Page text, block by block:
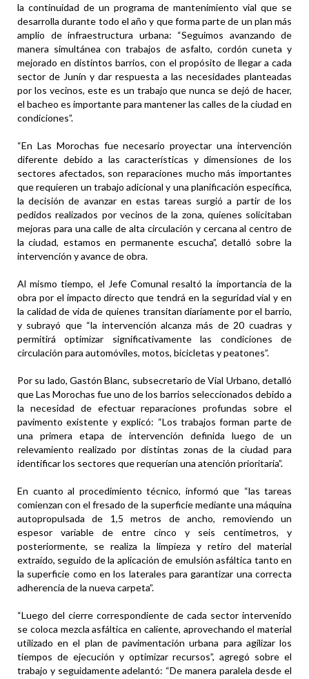
la continuidad de un programa de mantenimiento vial que se
desarrolla durante todo el año y que forma parte de un plan más
amplio de infraestructura urbana: “Seguimos avanzando de
manera simultánea con trabajos de asfalto, cordón cuneta y
mejorado en distintos barrios, con el propósito de llegar a cada
sector de Junín y dar respuesta a las necesidades planteadas
por los vecinos, este es un trabajo que nunca se dejó de hacer,
el bacheo es importante para mantener las calles de la ciudad en
condiciones”.
“En Las Morochas fue necesario proyectar una intervención
diferente debido a las características y dimensiones de los
sectores afectados, son reparaciones mucho más importantes
que requieren un trabajo adicional y una planificación específica,
la decisión de avanzar en estas tareas surgió a partir de los
pedidos realizados por vecinos de la zona, quienes solicitaban
mejoras para una calle de alta circulación y cercana al centro de
la ciudad, estamos en permanente escucha”, detalló sobre la
intervención y avance de obra.
Al mismo tiempo, el Jefe Comunal resaltó la importancia de la
obra por el impacto directo que tendrá en la seguridad vial y en
la calidad de vida de quienes transitan diariamente por el barrio,
y subrayó que “la intervención alcanza más de 20 cuadras y
permitirá optimizar significativamente las condiciones de
circulación para automóviles, motos, bicicletas y peatones”.
Por su lado, Gastón Blanc, subsecretario de Vial Urbano, detalló
que Las Morochas fue uno de los barrios seleccionados debido a
la necesidad de efectuar reparaciones profundas sobre el
pavimento existente y explicó: “Los trabajos forman parte de
una primera etapa de intervención definida luego de un
relevamiento realizado por distintas zonas de la ciudad para
identificar los sectores que requerían una atención prioritaria”.
En cuanto al procedimiento técnico, informó que “las tareas
comienzan con el fresado de la superficie mediante una máquina
autopropulsada de 1,5 metros de ancho, removiendo un
espesor variable de entre cinco y seis centímetros, y
posteriormente, se realiza la limpieza y retiro del material
extraído, seguido de la aplicación de emulsión asfáltica tanto en
la superficie como en los laterales para garantizar una correcta
adherencia de la nueva carpeta”.
“Luego del cierre correspondiente de cada sector intervenido
se coloca mezcla asfáltica en caliente, aprovechando el material
utilizado en el plan de pavimentación urbana para agilizar los
tiempos de ejecución y optimizar recursos”, agregó sobre el
trabajo y seguidamente adelantó: “De manera paralela desde el